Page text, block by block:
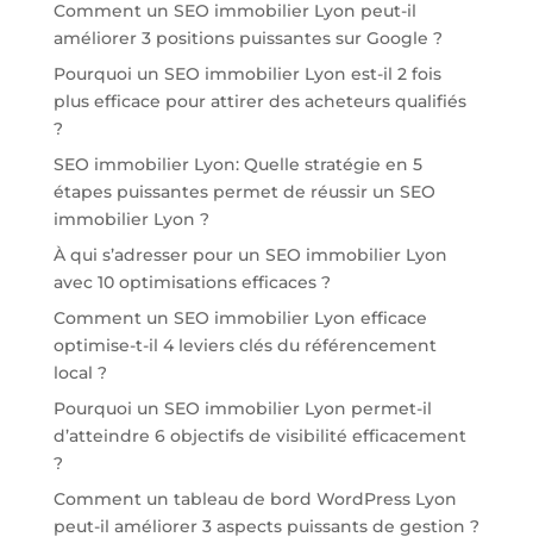
Comment un SEO immobilier Lyon peut-il
améliorer 3 positions puissantes sur Google ?
Pourquoi un SEO immobilier Lyon est-il 2 fois
plus efficace pour attirer des acheteurs qualifiés
?
SEO immobilier Lyon: Quelle stratégie en 5
étapes puissantes permet de réussir un SEO
immobilier Lyon ?
À qui s’adresser pour un SEO immobilier Lyon
avec 10 optimisations efficaces ?
Comment un SEO immobilier Lyon efficace
optimise-t-il 4 leviers clés du référencement
local ?
Pourquoi un SEO immobilier Lyon permet-il
d’atteindre 6 objectifs de visibilité efficacement
?
Comment un tableau de bord WordPress Lyon
peut-il améliorer 3 aspects puissants de gestion ?